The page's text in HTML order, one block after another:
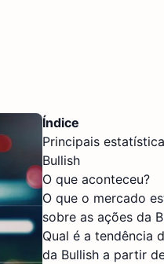
Índice
Principais
Bullish
O que aconteceu?
O que o mercado
sobre as ações da
Qual é a tendência
da Bullish a partir